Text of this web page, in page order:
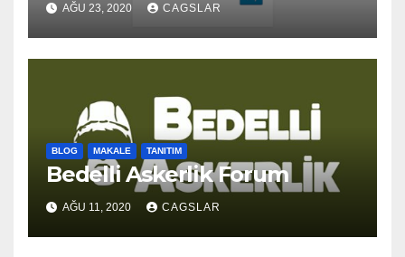
AĞU 23, 2020 CAGSLAR
BLOG MAKALE TANITIM
Bedelli Askerlik Forum
AĞU 11, 2020 CAGSLAR